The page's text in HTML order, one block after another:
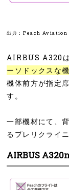
出典：Peach Aviation
AIRBUS A320
ーソドックスな
機体前方が指定
す。
一部機材にて、
るプレリクライ
AIRBUS